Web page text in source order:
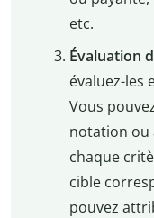
etc.
Évaluation
évaluez-les
Vous
notation ou
chaque
cible
pouvez